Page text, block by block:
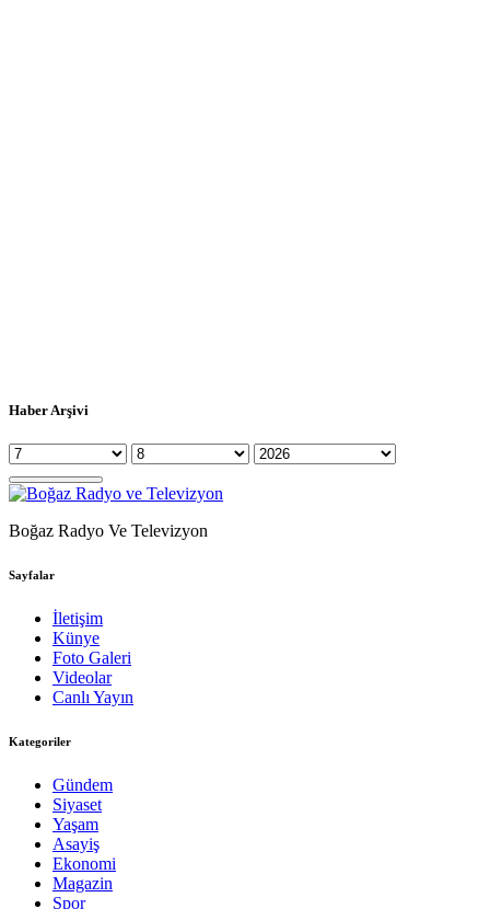
Haber Arşivi
Boğaz Radyo Ve Televizyon
Sayfalar
İletişim
Künye
Foto Galeri
Videolar
Canlı Yayın
Kategoriler
Gündem
Siyaset
Yaşam
Asayiş
Ekonomi
Magazin
Spor